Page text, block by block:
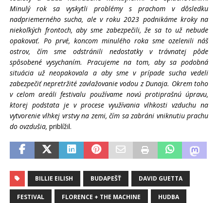
Minulý rok sa vyskytli problémy s prachom v dôsledku
nadpriemerného sucha, ale v roku 2023 podnikáme kroky na
niekoľkých frontoch, aby sme zabezpečili, že sa to už nebude
opakovať. Po prvé, koncom minulého roka sme ozelenili náš
ostrov, čím sme odstránili nedostatky v trávnatej pôde
spôsobené vysychaním. Pracujeme na tom, aby sa podobná
situácia už neopakovala a aby sme v prípade sucha vedeli
zabezpečiť nepretržité zavlažovanie vodou z Dunaja. Okrem toho
v celom areáli festivalu používame novú protiprašnú úpravu,
ktorej podstata je v procese využívania vlhkosti vzduchu na
vytvorenie vlhkej vrstvy na zemi, čím sa zabráni vniknutiu prachu
do ovzdušia, priblížil.
BILLIE EILISH BUDAPEŠŤ DAVID GUETTA
FESTIVAL FLORENCE + THE MACHINE HUDBA